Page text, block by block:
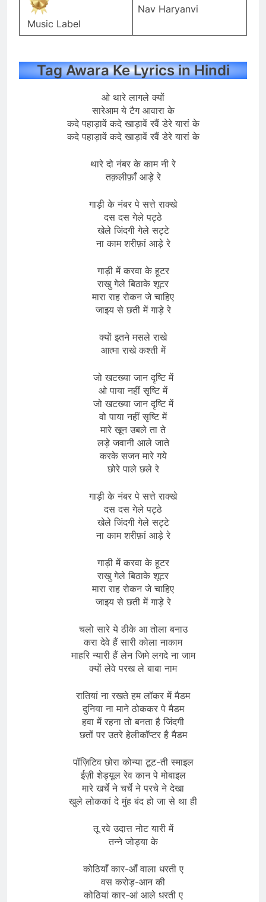
Music Label
Nav Haryanvi
Tag Awara Ke Lyrics in Hindi
ओ थारे लागले क्यों
सारेआम ये टैग आवारा के
कदे पहाड़ावें कदे खाड़ावें रवैं डेरे यारां के
कदे पहाड़ावें कदे खाड़ावें रवैं डेरे यारां के
थारे दो नंबर के काम नी रे
तक़लीफ़ाँ आड़े रे
गाड़ी के नंबर पे सत्ते राक्खे
दस दस गेले पट्ठे
खेले जिंदगी गेले सट्टे
ना काम शरीफ़ां आड़े रे
गाड़ी में करवा के हूटर
राखु गेले बिठाके शूटर
मारा राह रोकन जे चाहिए
जाइय से छती में गाड़े रे
क्यों इतने मसले राखे
आत्मा राखे कश्ती में
जो खटख्या जान दृष्टि में
ओ पाया नहीं सृष्टि में
जो खटख्या जान दृष्टि में
वो पाया नहीं सृष्टि में
मारे खून उबले ता ते
लड़े जवानी आले जाते
करके सजन मारे गये
छोरे पाले छले रे
गाड़ी के नंबर पे सत्ते राक्खे
दस दस गेले पट्ठे
खेले जिंदगी गेले सट्टे
ना काम शरीफ़ां आड़े रे
गाड़ी में करवा के हूटर
राखु गेले बिठाके शूटर
मारा राह रोकन जे चाहिए
जाइय से छती में गाड़े रे
चलो सारे ये ठीके आ तोला बनाउ
करा देवे हैं सारी कोला नाकाम
माहरि न्यारी हैं लेन जिमे लगदे ना जाम
क्यों लेवे परख ले बाबा नाम
रातियां ना रखते हम लॉकर में मैडम
दुनिया ना माने ठोककर पे मैडम
हवा में रहना तो बनता है जिंदगी
छतों पर उतरे हेलीकॉप्टर है मैडम
पॉज़िटिव छोरा कोन्या टूट-ती स्माइल
ईज़ी शेड्यूल रेव कान पे मोबाइल
मारे खर्चे ने चर्चे ने परचे ने देखा
खुले लोककां दे मुंह बंद हो जा से था ही
तू रवे उदात्त नोट यारी में
तन्ने जोड्या के
कोठियाँ कार-आँ वाला धरती ए
वस करोड़-आन की
कोठियां कार-आं आले धरती ए